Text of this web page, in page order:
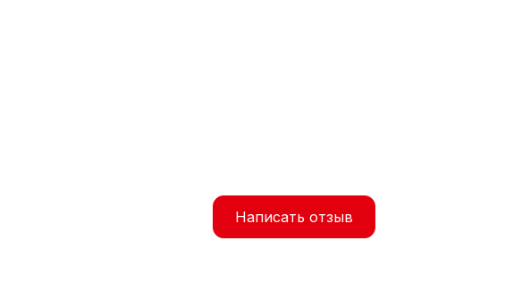
Написать отзыв